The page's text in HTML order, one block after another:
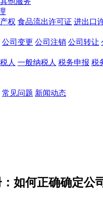
权 食品流出许可证 进出口
公司变更 公司注销 公司转让
人 一般纳税人 税务申报 税
常见问题 新闻动态
如何正确确定公